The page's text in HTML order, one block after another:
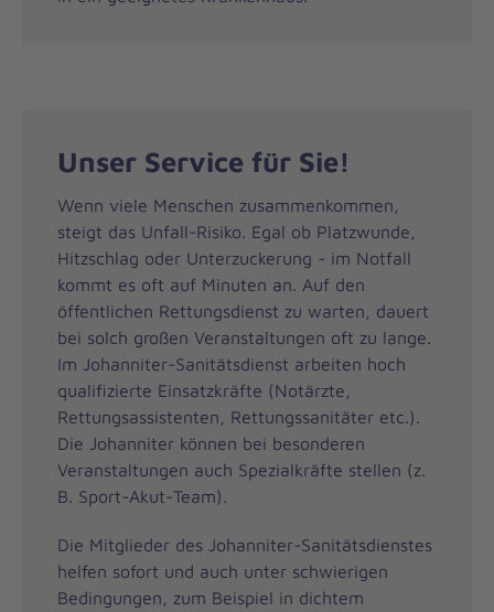
Unser Service für Sie!
Wenn viele Menschen zusammenkommen,
steigt das Unfall-Risiko. Egal ob Platzwunde,
Hitzschlag oder Unterzuckerung - im Notfall
kommt es oft auf Minuten an. Auf den
öffentlichen Rettungsdienst zu warten, dauert
bei solch großen Veranstaltungen oft zu lange.
Im Johanniter-Sanitätsdienst arbeiten hoch
qualifizierte Einsatzkräfte (Notärzte,
Rettungsassistenten, Rettungssanitäter etc.).
Die Johanniter können bei besonderen
Veranstaltungen auch Spezialkräfte stellen (z.
B. Sport-Akut-Team).
Die Mitglieder des Johanniter-Sanitätsdienstes
helfen sofort und auch unter schwierigen
Bedingungen, zum Beispiel in dichtem